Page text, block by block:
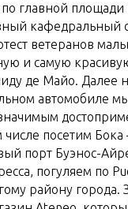
главной площади
кафедральный
ветеранов
и самую
де Майо. Далее
автомобиле
числе посетим
порт Буэнос-
погуляем по
району города.